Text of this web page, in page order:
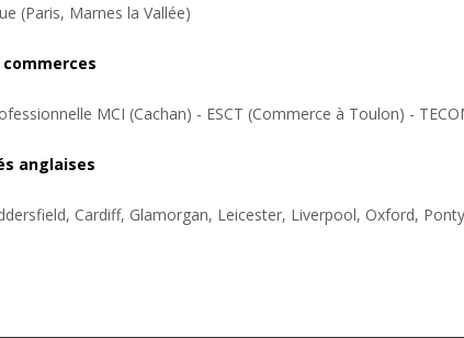
(Paris, Marnes la Vallée)
commerces
MCI (Cachan) - ESCT (Commerce à Toulon) -
anglaises
Cardiff, Glamorgan, Leicester, Liverpool, Oxford,